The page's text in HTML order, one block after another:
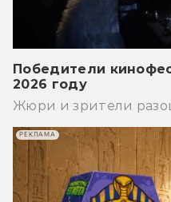
Победители
2026 году
Жюри и зрители
РЕКЛАМА